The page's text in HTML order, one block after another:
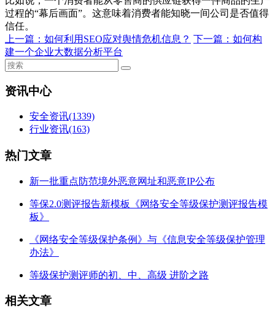
过程的“幕后画面”。这意味着消费者能知晓一间公司是否值得
信任。
上一篇： 如何利用SEO应对舆情危机信息？ 下一篇： 如何构
建一个企业大数据分析平台
资讯中心
安全资讯(1339)
行业资讯(163)
热门文章
新一批重点防范境外恶意网址和恶意IP公布
等保2.0测评报告新模板《网络安全等级保护测评报告模
板》
《网络安全等级保护条例》与《信息安全等级保护管理
办法》
等级保护测评师的初、中、高级 进阶之路
相关文章